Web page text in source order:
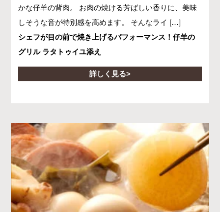
かな仔羊の背肉。 お肉の焼ける芳ばしい香りに、美味
しそうな音が特別感を高めます。 そんなライ […]
シェフが目の前で焼き上げるパフォーマンス！仔羊の
グリル ラタトゥイユ添え
詳しく見る